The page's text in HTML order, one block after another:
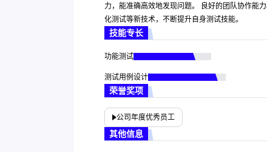
力，能准确高效地发现问题。 良好的团队协作能
化测试等新技术，不断提升自身测试技能。
技能专长
功能测试
测试用例设计
荣誉奖项
公司年度优秀员工
其他信息